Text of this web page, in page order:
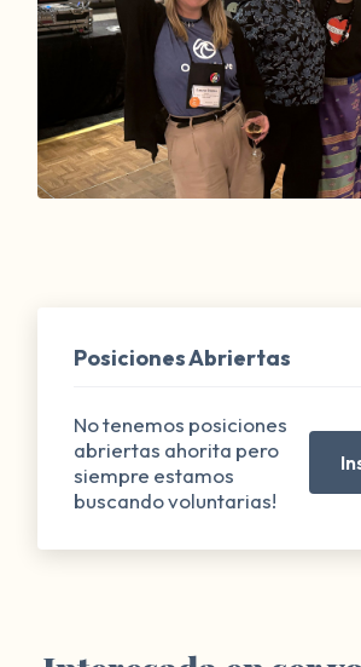
Posiciones Abriertas
No tenemos posiciones
abriertas ahorita pero
siempre estamos
buscando voluntarias!